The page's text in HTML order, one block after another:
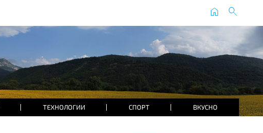
home search
ТЕХНОЛОГИИ СПОРТ ВКУСНО